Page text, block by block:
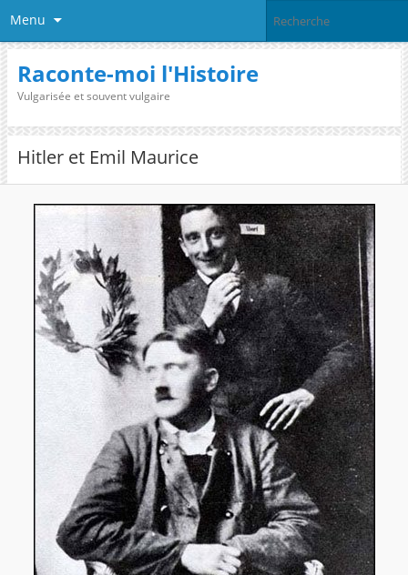
Menu
Raconte-moi l'Histoire
Vulgarisée et souvent vulgaire
Hitler et Emil Maurice